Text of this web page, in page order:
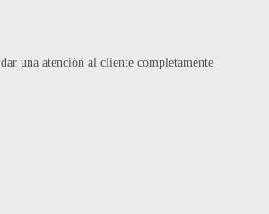
una atención al cliente completamente